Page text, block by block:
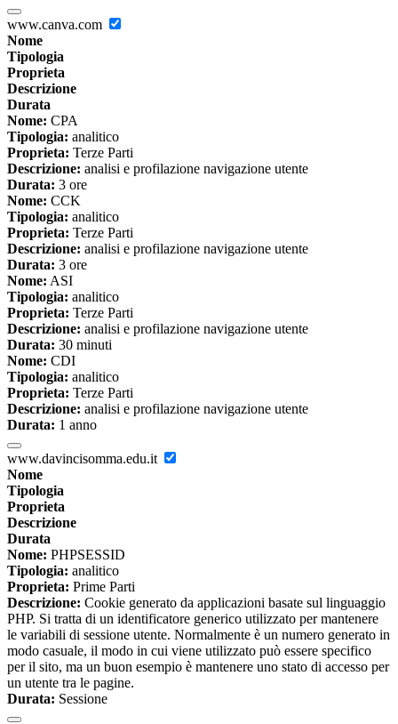
www.canva.com
Nome
Tipologia
Proprieta
Descrizione
Durata
Nome: CPA
Tipologia: analitico
Proprieta: Terze Parti
Descrizione: analisi e profilazione navigazione utente
Durata: 3 ore
Nome: CCK
Tipologia: analitico
Proprieta: Terze Parti
Descrizione: analisi e profilazione navigazione utente
Durata: 3 ore
Nome: ASI
Tipologia: analitico
Proprieta: Terze Parti
Descrizione: analisi e profilazione navigazione utente
Durata: 30 minuti
Nome: CDI
Tipologia: analitico
Proprieta: Terze Parti
Descrizione: analisi e profilazione navigazione utente
Durata: 1 anno
www.davincisomma.edu.it
Nome
Tipologia
Proprieta
Descrizione
Durata
Nome: PHPSESSID
Tipologia: analitico
Proprieta: Prime Parti
Descrizione: Cookie generato da applicazioni basate sul linguaggio
PHP. Si tratta di un identificatore generico utilizzato per mantenere
le variabili di sessione utente. Normalmente è un numero generato in
modo casuale, il modo in cui viene utilizzato può essere specifico
per il sito, ma un buon esempio è mantenere uno stato di accesso per
un utente tra le pagine.
Durata: Sessione